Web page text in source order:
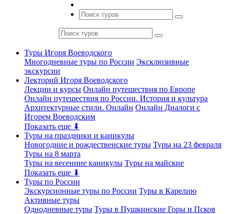
Туры Игоря Воеводского
Многодневные туры по России Эксклюзивные
экскурсии
Лекторий Игоря Воеводского
Лекции и курсы Онлайн путешествия по Европе
Онлайн путешествия по России. История и культура
Архитектурные стили. Онлайн Онлайн Диалоги с
Игорем Воеводским
Показать еще ⬇
Туры на праздники и каникулы
Новогодние и рождественские туры Туры на 23 февраля
Туры на 8 марта
Туры на весенние каникулы Туры на майские
Показать еще ⬇
Туры по России
Экскурсионные туры по России Туры в Карелию
Активные туры
Однодневные туры Туры в Пушкинские Горы и Псков